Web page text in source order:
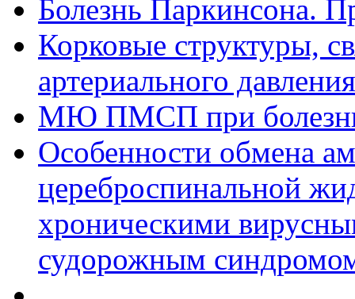
Болезнь Паркинсона.
Корковые структуры,
артериального давления
МЮ ПМСП при
Особенности обмена
цереброспинальной
хроническими
судорожным